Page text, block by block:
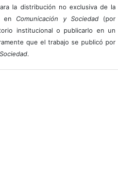
la distribución no exclusiva de la
en Comunicación y Sociedad(por
institucional o publicarlo en un
que el trabajo se publicó por
.